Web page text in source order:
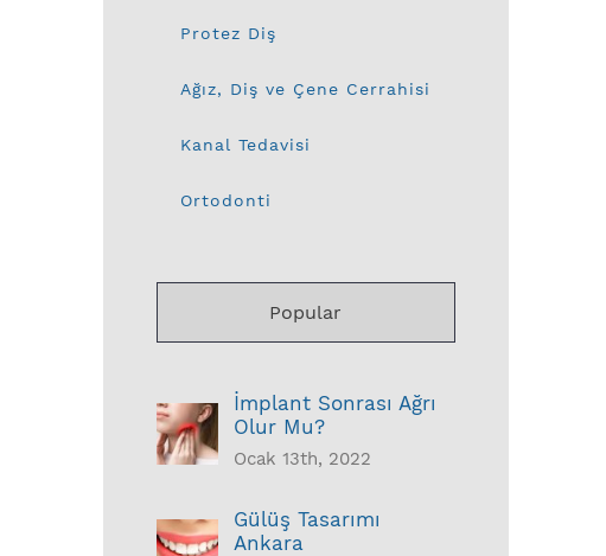
Protez Diş
Ağız, Diş ve Çene Cerrahisi
Kanal Tedavisi
Ortodonti
Popular
İmplant Sonrası Ağrı
Olur Mu?
Ocak 13th, 2022
Gülüş Tasarımı
Ankara